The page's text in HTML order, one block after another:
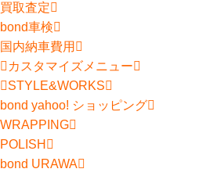
買取査定
bond車検
国内納車費用
カスタマイズメニュー
STYLE&WORKS
bond yahoo! ショッピング
WRAPPING
POLISH
bond URAWA